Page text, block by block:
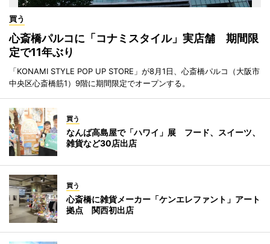
買う
心斎橋パルコに「コナミスタイル」実店舗 期間限
定で11年ぶり
「KONAMI STYLE POP UP STORE」が8月1日、心斎橋パルコ（大阪市
中央区心斎橋筋1）9階に期間限定でオープンする。
買う
なんば高島屋で「ハワイ」展 フード、スイーツ、
雑貨など30店出店
買う
心斎橋に雑貨メーカー「ケンエレファント」アート
拠点 関西初出店